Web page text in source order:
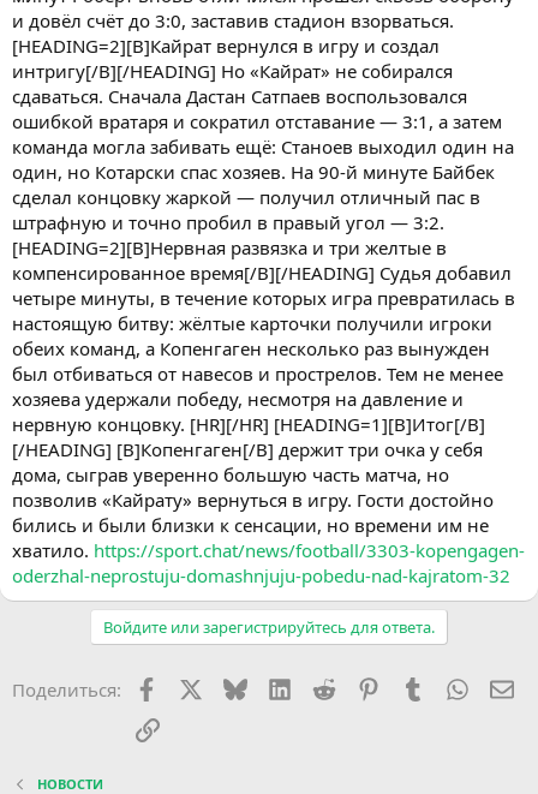
и довёл счёт до 3:0, заставив стадион взорваться.
[HEADING=2][B]Кайрат вернулся в игру и создал
интригу[/B][/HEADING] Но «Кайрат» не собирался
сдаваться. Сначала Дастан Сатпаев воспользовался
ошибкой вратаря и сократил отставание — 3:1, а затем
команда могла забивать ещё: Станоев выходил один на
один, но Котарски спас хозяев. На 90-й минуте Байбек
сделал концовку жаркой — получил отличный пас в
штрафную и точно пробил в правый угол — 3:2.
[HEADING=2][B]Нервная развязка и три желтые в
компенсированное время[/B][/HEADING] Судья добавил
четыре минуты, в течение которых игра превратилась в
настоящую битву: жёлтые карточки получили игроки
обеих команд, а Копенгаген несколько раз вынужден
был отбиваться от навесов и прострелов. Тем не менее
хозяева удержали победу, несмотря на давление и
нервную концовку. [HR][/HR] [HEADING=1][B]Итог[/B]
[/HEADING] [B]Копенгаген[/B] держит три очка у себя
дома, сыграв уверенно большую часть матча, но
позволив «Кайрату» вернуться в игру. Гости достойно
бились и были близки к сенсации, но времени им не
хватило. https://sport.chat/news/football/3303-kopengagen-
oderzhal-neprostuju-domashnjuju-pobedu-nad-kajratom-32
Войдите или зарегистрируйтесь для ответа.
Поделиться: FacebookX (Twitter)
BlueskyLinkedIn
Reddit PinterestTumblr
Ссылка
НОВОСТИ